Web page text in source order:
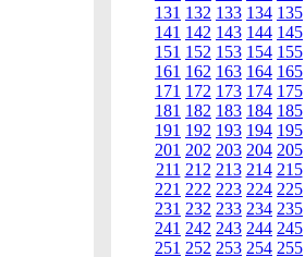
131 132 133 134 135
141 142 143 144 145
151 152 153 154 155
161 162 163 164 165
171 172 173 174 175
181 182 183 184 185
191 192 193 194 195
201 202 203 204 205
211 212 213 214 215
221 222 223 224 225
231 232 233 234 235
241 242 243 244 245
251 252 253 254 255